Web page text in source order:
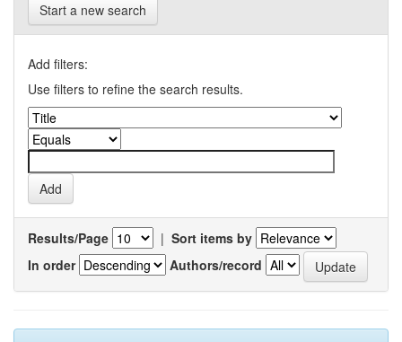
Start a new search
Add filters:
Use filters to refine the search results.
Results/Page | Sort items by
In order
Authors/record